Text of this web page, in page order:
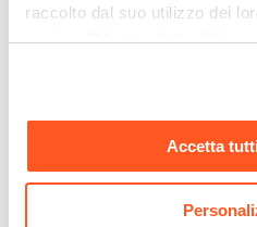
raccolto dal suo utilizzo dei
sezione "Mostra dettagli" è
momento. Per maggiori
nostraCookie Policy.
Accetta
Orologi
Oggettistica